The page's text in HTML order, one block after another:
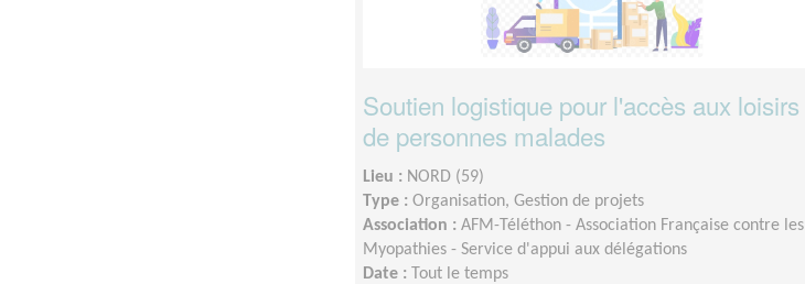
Soutien logistique pour l'accès aux loisirs
de personnes malades
Lieu : NORD (59)
Type : Organisation, Gestion de projets
Association : AFM-Téléthon - Association Française contre les
Myopathies - Service d'appui aux délégations
Date : Tout le temps